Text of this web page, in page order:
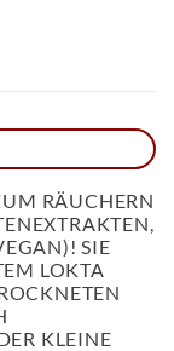
RÄUCHERN
SIE
LOKTA
KLEINE